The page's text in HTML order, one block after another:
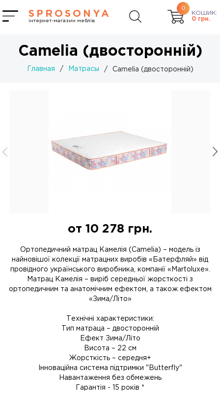
SPROSONYA
інтернет-магазин меблів
0
КОШИК:
0 грн.
Camelia (двосторонній)
Главная / Матрасы / Camelia (двосторонній)
от 10 278 грн.
Ортопедичний матрац Камелія (Camelia) – модель із
найновішої колекції матрацних виробів «Батерфляй» від
провідного українського виробника, компанії «Martoluxe».
Матрац Камелія – виріб середньої жорсткості з
ортопедичним та анатомічним ефектом, а також ефектом
«Зима/Літо»
Технічні характеристики:
Тип матраца – двосторонній
Ефект Зима/Літо
Висота – 22 см
Жорсткість – середня+
Інноваційна система підтримки "Butterfly"
Навантаження без обмежень
Гарантія - 15 років *